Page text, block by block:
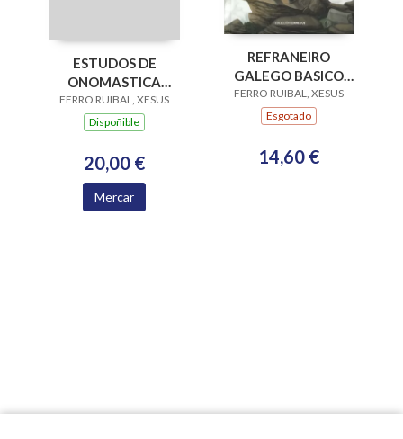
ESTUDOS DE
ONOMASTICA
GALEGA
MICROTOPONIMIA:EXPE.
FERRO RUIBAL, XESUS
Dispoñible
20,00 €
Mercar
REFRANEIRO
GALEGO BASICO
(ESGOTADO)
FERRO RUIBAL, XESUS
Esgotado
14,60 €